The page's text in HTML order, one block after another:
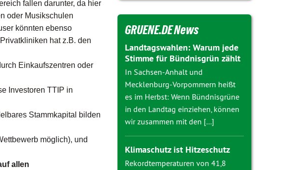
fallen darunter, da hier
oder Musikschulen
könnten ebenso
hat z.B. den
Einkaufszentren oder
Investoren TTIP in
Stammkapital bilden
möglich), und
allen
GRUENE.DE News
Landtagswahlen: Warum jede
Stimme für Bündnisgrün zählt
In Sachsen-Anhalt und
Mecklenburg-Vorpommern heißt
es im Herbst: Wenn Bündnisgrüne
in den Landtag einziehen, können
wir zusammen mit den [...]
Klimaschutz ist Hitzeschutz
Rekordtemperaturen von 41,8